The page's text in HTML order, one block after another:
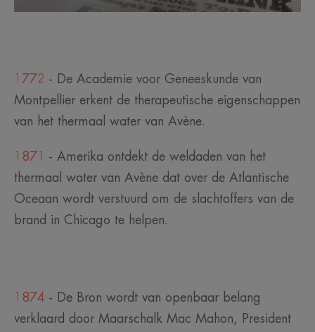
1772 - De Academie voor Geneeskunde van
Montpellier erkent de therapeutische eigenschappen
van het thermaal water van Avène.
1871
- Amerika ontdekt de weldaden van het
thermaal water van Avène dat over de Atlantische
Oceaan wordt verstuurd om de slachtoffers van de
brand in Chicago te helpen.
1874 - De Bron wordt van openbaar belang
verklaard door Maarschalk Mac Mahon, President